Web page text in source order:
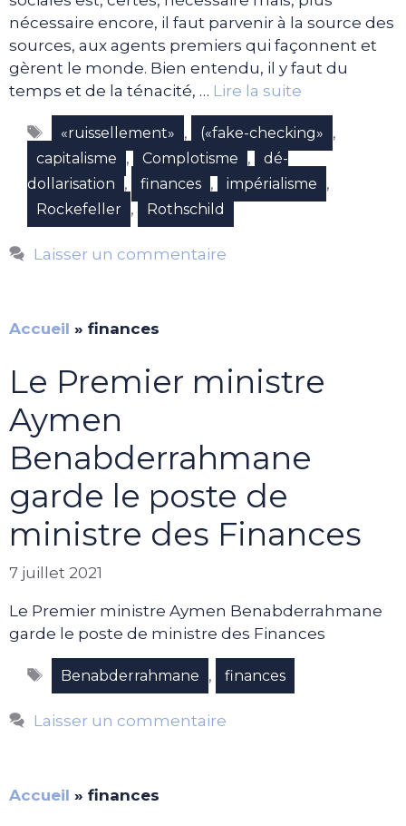
nécessaire encore, il faut parvenir à la source des
sources, aux agents premiers qui façonnent et
gèrent le monde. Bien entendu, il y faut du
temps et de la ténacité, … Lire la suite
Étiquettes
«ruissellement» , («fake-checking» ,
capitalisme , Complotisme ,
dé-
dollarisation
, finances , impérialisme ,
Rockefeller , Rothschild
Laisser un commentaire
Accueil » finances
Le Premier ministre
Aymen
Benabderrahmane
garde le poste de
ministre des Finances
7 juillet 2021
Le Premier ministre Aymen Benabderrahmane
garde le poste de ministre des Finances
Étiquettes
Benabderrahmane , finances
Laisser un commentaire
Accueil » finances